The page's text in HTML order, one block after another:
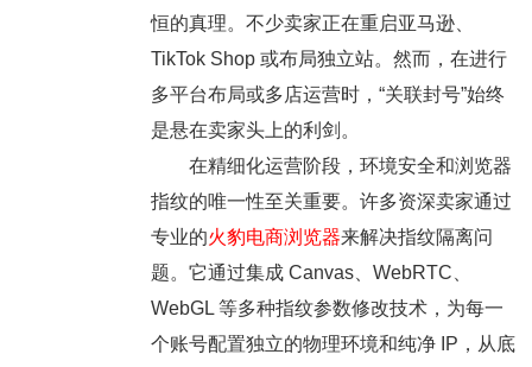
恒的真理。不少卖家正在重启亚马逊、
TikTok Shop 或布局独立站。然而，在进行
多平台布局或多店运营时， “关联封号”始终
是悬在卖家头上的利剑。
在精细化运营阶段，环境安全和浏览器
指纹的唯一性至关重要。许多资深卖家通过
专业的火豹电商浏览器来解决指纹隔离问
题。它通过集成 Canvas、WebRTC、
WebGL 等多种指纹参数修改技术，为每一
个账号配置独立的物理环境和纯净 IP，从底